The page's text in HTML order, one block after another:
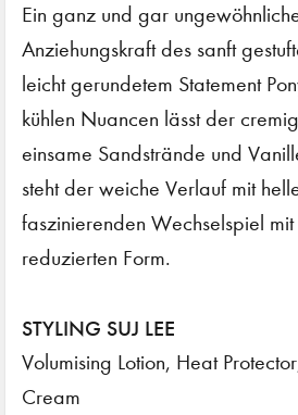
Ein ganz und gar
Anziehungskraft des sanft
leicht gerundetem Statement
kühlen Nuancen lässt der
einsame Sandstrände und
steht der weiche Verlauf mit
faszinierenden Wechselspiel
reduzierten Form.
STYLING SUJ LEE
Volumising Lotion, Heat
Cream